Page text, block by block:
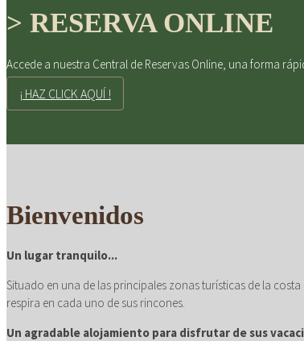
DISFRUTE
> RESERVA ONLINE
Accede a nuestra Central de Reservas Online, una forma
¡ HAZ CLICK AQUÍ !
Bienvenidos
Un lugar tranquilo...
Situado en una de las principales zonas turísticas de la
respira en cada uno de sus rincones.
Un agradable alojamiento para disfrutar de sus